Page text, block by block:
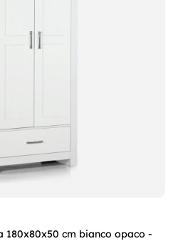
cm bianco opaco -